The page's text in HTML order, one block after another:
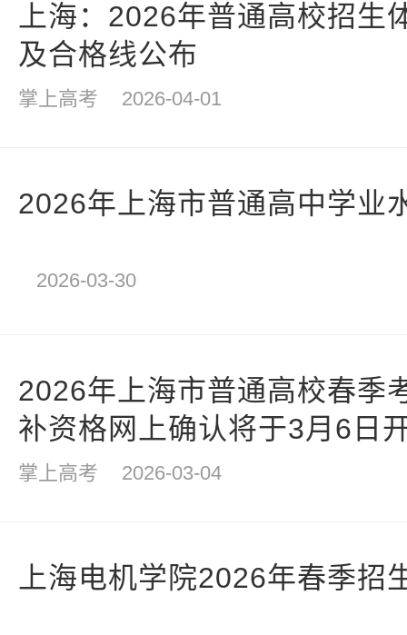
上海：2026年普通高校招生
及合格线公布
掌上高考 2026-04-01
2026年上海市普通高中学业
2026-03-30
2026年上海市普通高校春季
补资格网上确认将于3月6日
掌上高考 2026-03-04
上海电机学院2026年春季招